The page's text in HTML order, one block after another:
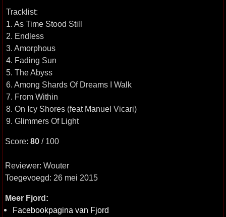
Tracklist:
1. As Time Stood Still
2. Endless
3. Amorphous
4. Fading Sun
5. The Abyss
6. Among Shards Of Dreams I Walk
7. From Within
8. On Icy Shores (feat Manuel Vicari)
9. Glimmers Of Light
Score: 80 / 100
Reviewer: Wouter
Toegevoegd: 26 mei 2015
Meer Fjord:
Facebookpagina van Fjord